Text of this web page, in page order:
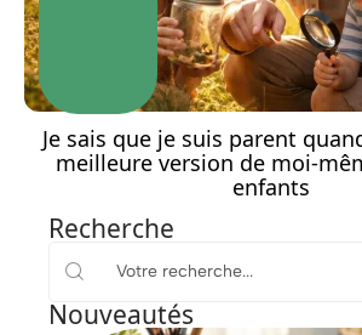
Je sais que je suis parent
meilleure version de moi-
enfants
Recherche
Nouveautés